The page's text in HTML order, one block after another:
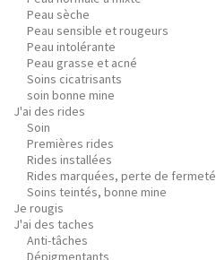
Peau sèche
Peau sensible et rougeurs
Peau intolérante
Peau grasse et acné
Soins cicatrisants
soin bonne mine
J'ai des rides
Soin
Premières rides
Rides installées
Rides marquées, perte de fermeté
Soins teintés, bonne mine
Je rougis
J'ai des taches
Anti-tâches
Dépigmentants